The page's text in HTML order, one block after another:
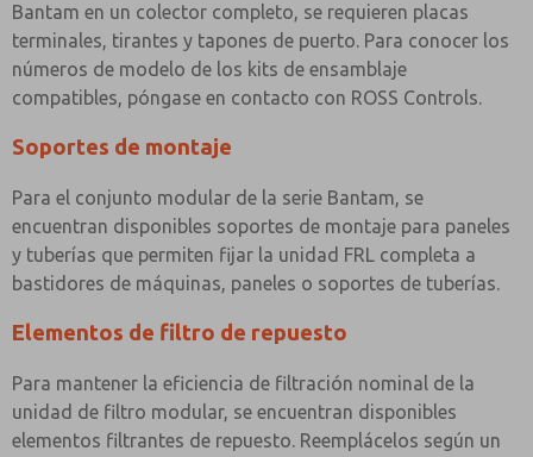
Bantam en un colector completo, se requieren placas
terminales, tirantes y tapones de puerto. Para conocer los
números de modelo de los kits de ensamblaje
compatibles, póngase en contacto con ROSS Controls.
Soportes de montaje
Para el conjunto modular de la serie Bantam, se
encuentran disponibles soportes de montaje para paneles
y tuberías que permiten fijar la unidad FRL completa a
bastidores de máquinas, paneles o soportes de tuberías.
Elementos de filtro de repuesto
Para mantener la eficiencia de filtración nominal de la
unidad de filtro modular, se encuentran disponibles
elementos filtrantes de repuesto. Reemplácelos según un